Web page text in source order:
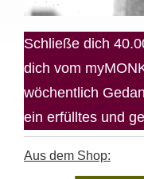
Schließe dich
dich vom
wöchentlich
ein erfülltes und
Aus dem Shop: